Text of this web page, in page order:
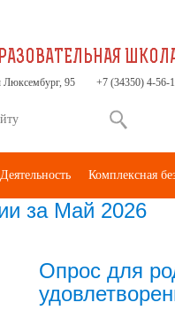
за Май 2026
Опрос для
Люксембург, 95 +7 (34350) 4-56-
Деятельность Комплексная